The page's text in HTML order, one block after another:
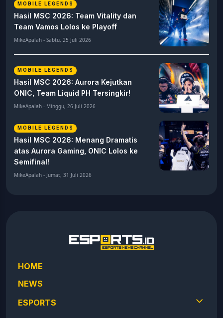
MOBILE LEGENDS
Hasil MSC 2026: Team Vitality dan
Team Vamos Lolos ke Playoff
MikeApalah - Sabtu, 25 Juli 2026
MOBILE LEGENDS
Hasil MSC 2026: Aurora Kejutkan
ONIC, Team Liquid PH Tersingkir!
MikeApalah - Minggu, 26 Juli 2026
MOBILE LEGENDS
Hasil MSC 2026: Menang Dramatis
atas Aurora Gaming, ONIC Lolos ke
Semifinal!
MikeApalah - Jumat, 31 Juli 2026
HOME
NEWS
ESPORTS